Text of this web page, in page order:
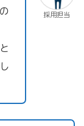
採用担当